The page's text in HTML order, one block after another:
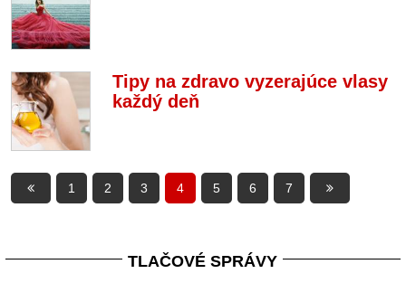
Tipy na zdravo vyzerajúce vlasy
každý deň
1 2 3 4 5 6 7
TLAČOVÉ SPRÁVY